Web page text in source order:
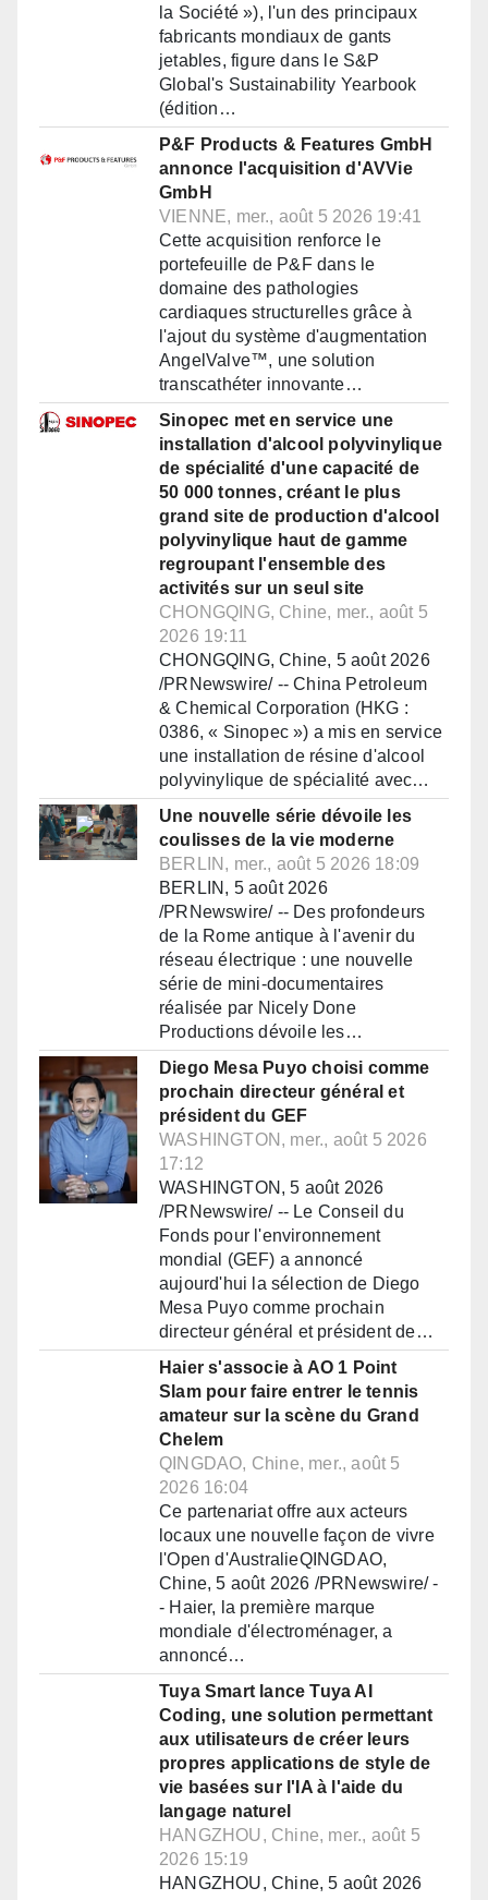
la Société »), l'un des principaux
fabricants mondiaux de gants
jetables, figure dans le S&P
Global's Sustainability Yearbook
(édition…
P&F Products & Features GmbH
annonce l'acquisition d'AVVie
GmbH
VIENNE, mer., août 5 2026 19:41
Cette acquisition renforce le
portefeuille de P&F dans le
domaine des pathologies
cardiaques structurelles grâce à
l'ajout du système d'augmentation
AngelValve™, une solution
transcathéter innovante…
Sinopec met en service une
installation d'alcool polyvinylique
de spécialité d'une capacité de
50 000 tonnes, créant le plus
grand site de production d'alcool
polyvinylique haut de gamme
regroupant l'ensemble des
activités sur un seul site
CHONGQING, Chine, mer., août 5
2026 19:11
CHONGQING, Chine, 5 août 2026
/PRNewswire/ -- China Petroleum
& Chemical Corporation (HKG :
0386, « Sinopec ») a mis en service
une installation de résine d'alcool
polyvinylique de spécialité avec…
Une nouvelle série dévoile les
coulisses de la vie moderne
BERLIN, mer., août 5 2026 18:09
BERLIN, 5 août 2026
/PRNewswire/ -- Des profondeurs
de la Rome antique à l'avenir du
réseau électrique : une nouvelle
série de mini-documentaires
réalisée par Nicely Done
Productions dévoile les…
Diego Mesa Puyo choisi comme
prochain directeur général et
président du GEF
WASHINGTON, mer., août 5 2026
17:12
WASHINGTON, 5 août 2026
/PRNewswire/ -- Le Conseil du
Fonds pour l'environnement
mondial (GEF) a annoncé
aujourd'hui la sélection de Diego
Mesa Puyo comme prochain
directeur général et président de…
Haier s'associe à AO 1 Point
Slam pour faire entrer le tennis
amateur sur la scène du Grand
Chelem
QINGDAO, Chine, mer., août 5
2026 16:04
Ce partenariat offre aux acteurs
locaux une nouvelle façon de vivre
l'Open d'AustralieQINGDAO,
Chine, 5 août 2026 /PRNewswire/ -
- Haier, la première marque
mondiale d'électroménager, a
annoncé…
Tuya Smart lance Tuya AI
Coding, une solution permettant
aux utilisateurs de créer leurs
propres applications de style de
vie basées sur l'IA à l'aide du
langage naturel
HANGZHOU, Chine, mer., août 5
2026 15:19
HANGZHOU, Chine, 5 août 2026